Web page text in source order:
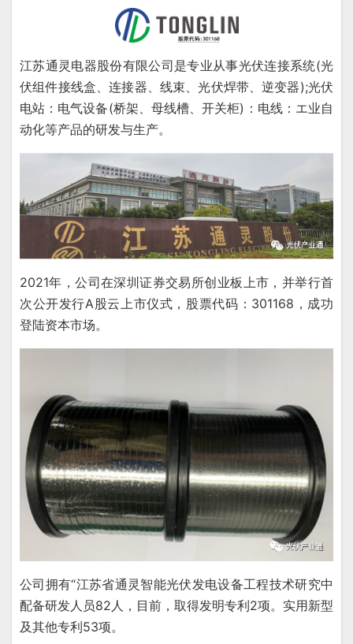
江苏通灵电器股份有限公司是专业从事光伏连接系统(光
伏组件接线盒、连接器、线束、光伏焊带、逆变器);光伏
电站：电气设备(桥架、母线槽、开关柜)：电线：エ业自
动化等产品的研发与生产。
2021年，公司在深圳证券交易所创业板上市，并举行首
次公开发行A股云上市仪式，股票代码：301168，成功
登陆资本市场。
公司拥有“江苏省通灵智能光伏发电设备工程技术研究中
配备研发人员82人，目前，取得发明专利2项。实用新型
及其他专利53项。